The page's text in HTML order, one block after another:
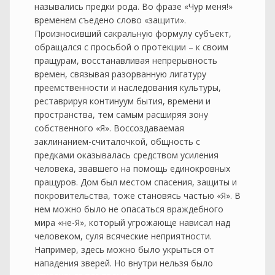
назывались предки рода. Во фразе «Чур меня!»
временем съедено слово «защити».
Произносивший сакральную формулу субъект,
обращался с просьбой о протекции – к своим
пращурам, восстанавливая непрерывность
времен, связывая разорванную лигатуру
преемственности и наследования культуры,
реставрируя континуум бытия, времени и
пространства, тем самым расширяя зону
собственного «Я». Воссоздаваемая
заклинанием-считалочкой, общность с
предками оказывалась средством усиления
человека, звавшего на помощь единокровных
пращуров. Дом был местом спасения, защиты и
покровительства, тоже становясь частью «Я». В
нем можно было не опасаться враждебного
мира «не-Я», который угрожающе нависал над
человеком, суля всяческие неприятности.
Например, здесь можно было укрыться от
нападения зверей. Но внутри нельзя было